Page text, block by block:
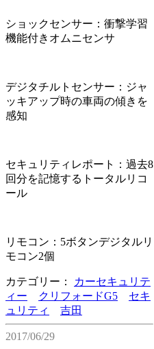
ショックセンサー：衝撃学習
機能付きオムニセンサ
デジタチルトセンサー：ジャ
ッキアップ時の車両の傾きを
感知
セキュリティレポート：過去8
回分を記憶するトータルリコ
ール
リモコン：5ボタンデジタルリ
モコン2個
カテゴリー：
カーセキュリテ
ィー
クリフォードG5
セキ
ュリティ
吉田
2017/06/29